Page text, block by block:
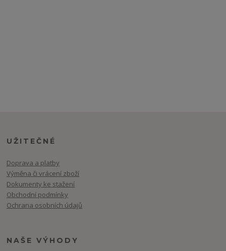
UŽITEČNÉ
Doprava a platby
Výměna či vrácení zboží
Dokumenty ke stažení
Obchodní podmínky
Ochrana osobních údajů
NAŠE VÝHODY